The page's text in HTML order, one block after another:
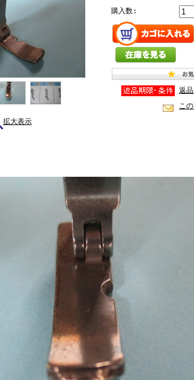
拡大表示
購入数:
返
こ